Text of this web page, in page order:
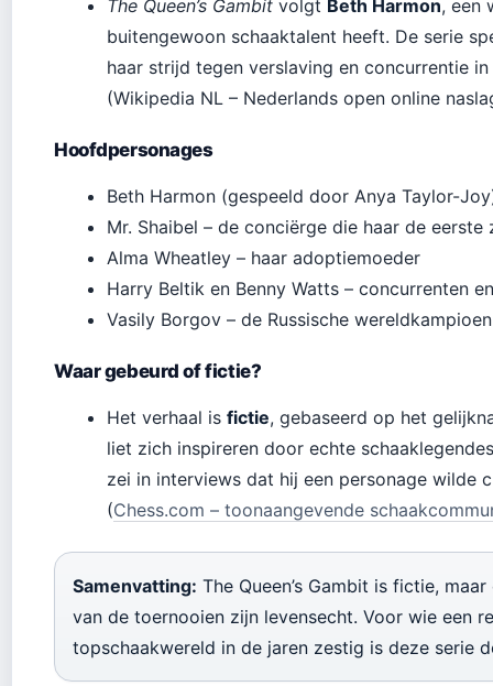
The Queen’s Gambit volgt Beth Harmon, een
buitengewoon schaaktalent heeft. De serie
haar strijd tegen verslaving en concurrentie
(Wikipedia NL – Nederlands open online
Hoofdpersonages
Beth Harmon (gespeeld door Anya Taylor-
Mr. Shaibel – de conciërge die haar de
Alma Wheatley – haar adoptiemoeder
Harry Beltik en Benny Watts – concurrenten
Vasily Borgov – de Russische
Waar gebeurd of fictie?
Het verhaal is fictie, gebaseerd op het
liet zich inspireren door echte
zei in interviews dat hij een personage wilde
(Chess.com – toonaangevende
Samenvatting: The Queen’s Gambit is fictie,
van de toernooien zijn levensecht. Voor wie een
topschaakwereld in de jaren zestig is deze serie